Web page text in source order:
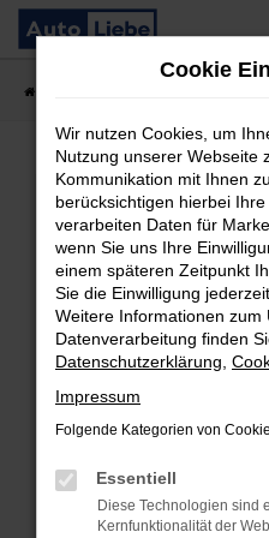
Zum
Hauptinhalt
Fehler:
Beim Laden ist ein Fehler
Hier sind ein paar Tipps,
Überprüfe deine
Internetverbindung.
Laden andere
Suchmaschine?
Prüfe deine
das Laden bestimmter
Funktioniert die Seite
oder in einem privaten
Cookie
Wir nutzen Cookies, um
Nutzung unserer Webseite
Kommunikation mit Ihnen
berücksichtigen hierbei
verarbeiten Daten für
wenn Sie uns Ihre
einem späteren Zeitpunkt
Sie die Einwilligung
Weitere Informationen zum
Datenverarbeitung finden
Datenschutzerklärung
Impressum
Folgende Kategorien von
Essentiell
Diese Technologien sind
Kernfunktionalität der